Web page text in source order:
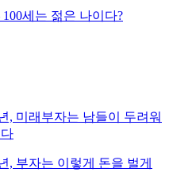
세는 젊은 나이다?
, 미래부자는 남들이 두려워
, 부자는 이렇게 돈을 벌게